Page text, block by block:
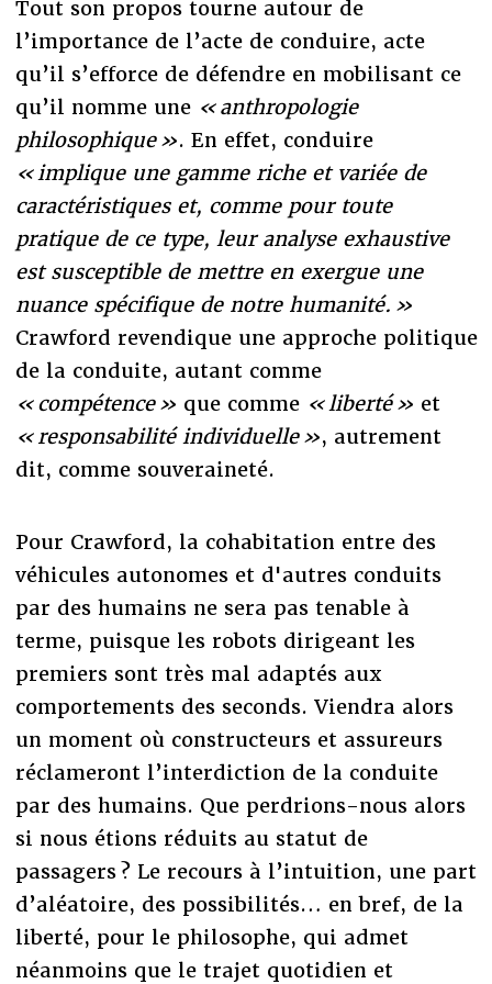
Tout son propos tourne autour de
l’importance de l’acte de conduire, acte
qu’il s’efforce de défendre en mobilisant ce
qu’il nomme une « anthropologie
philosophique ». En effet, conduire
« implique une gamme riche et variée de
caractéristiques et, comme pour toute
pratique de ce type, leur analyse exhaustive
est susceptible de mettre en exergue une
nuance spécifique de notre humanité. »
Crawford revendique une approche politique
de la conduite, autant comme
« compétence » que comme « liberté » et
« responsabilité individuelle », autrement
dit, comme souveraineté.
Pour Crawford, la cohabitation entre des
véhicules autonomes et d'autres conduits
par des humains ne sera pas tenable à
terme, puisque les robots dirigeant les
premiers sont très mal adaptés aux
comportements des seconds. Viendra alors
un moment où constructeurs et assureurs
réclameront l’interdiction de la conduite
par des humains. Que perdrions-nous alors
si nous étions réduits au statut de
passagers ? Le recours à l’intuition, une part
d’aléatoire, des possibilités… en bref, de la
liberté, pour le philosophe, qui admet
néanmoins que le trajet quotidien et